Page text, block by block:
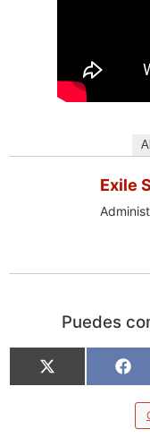
Exile
Puedes
X
(Twitter)